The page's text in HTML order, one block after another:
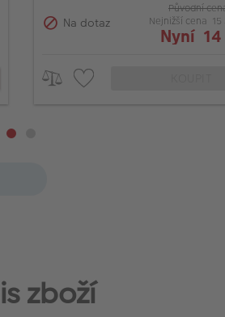
Na dotaz
Původní
Nejnižší cena
Nyní
zboží